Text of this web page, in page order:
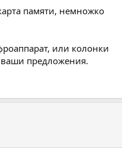
памяти, немножко
или колонки
ваши предложения.